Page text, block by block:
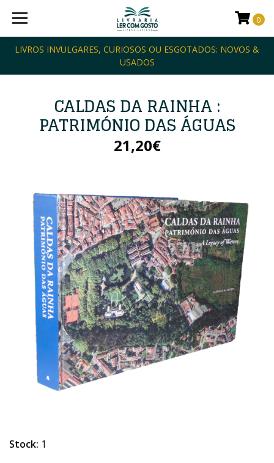
LIVROS INVULGARES, CURIOSOS OU ESGOTADOS: NOVOS &
USADOS
0
CALDAS DA RAINHA :
PATRIMÓNIO DAS ÁGUAS
21,20€
Stock: 1